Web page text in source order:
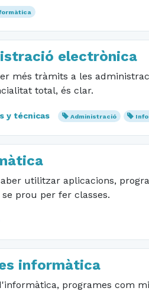
electrònica
més tràmits a les
total, és clar.
y técnicas Administració
utilitzar aplicacions,
prou per fer classes.
informàtica
programes com